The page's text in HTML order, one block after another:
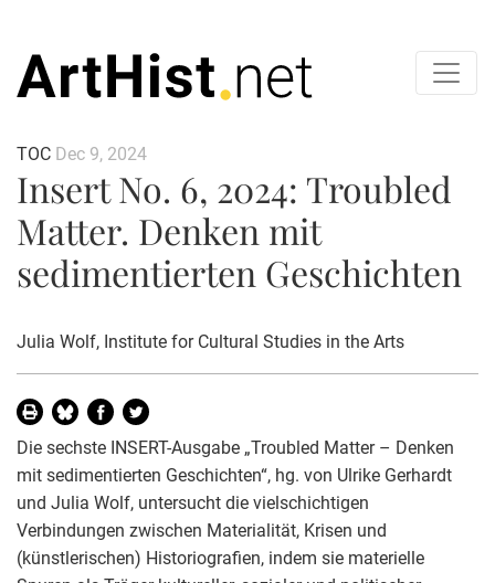
TOC Dec 9, 2024
Insert No. 6, 2024: Troubled
Matter. Denken mit
sedimentierten Geschichten
Julia Wolf, Institute for Cultural Studies in the Arts
Die sechste INSERT-Ausgabe „Troubled Matter – Denken
mit sedimentierten Geschichten“, hg. von Ulrike Gerhardt
und Julia Wolf, untersucht die vielschichtigen
Verbindungen zwischen Materialität, Krisen und
(künstlerischen) Historiografien, indem sie materielle